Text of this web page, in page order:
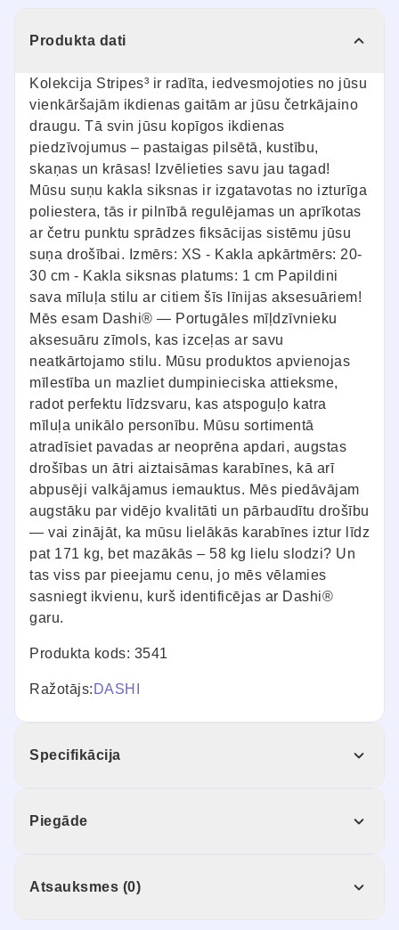
Produkta dati
Kolekcija Stripes³ ir radīta, iedvesmojoties no jūsu
vienkāršajām ikdienas gaitām ar jūsu četrkājaino
draugu. Tā svin jūsu kopīgos ikdienas
piedzīvojumus – pastaigas pilsētā, kustību,
skaņas un krāsas! Izvēlieties savu jau tagad!
Mūsu suņu kakla siksnas ir izgatavotas no izturīga
poliestera, tās ir pilnībā regulējamas un aprīkotas
ar četru punktu sprādzes fiksācijas sistēmu jūsu
suņa drošībai. Izmērs: XS - Kakla apkārtmērs: 20-
30 cm - Kakla siksnas platums: 1 cm Papildini
sava mīluļa stilu ar citiem šīs līnijas aksesuāriem!
Mēs esam Dashi® — Portugāles mīļdzīvnieku
aksesuāru zīmols, kas izceļas ar savu
neatkārtojamo stilu. Mūsu produktos apvienojas
mīlestība un mazliet dumpinieciska attieksme,
radot perfektu līdzsvaru, kas atspoguļo katra
mīluļa unikālo personību. Mūsu sortimentā
atradīsiet pavadas ar neoprēna apdari, augstas
drošības un ātri aiztaisāmas karabīnes, kā arī
abpusēji valkājamus iemauktus. Mēs piedāvājam
augstāku par vidējo kvalitāti un pārbaudītu drošību
— vai zinājāt, ka mūsu lielākās karabīnes iztur līdz
pat 171 kg, bet mazākās – 58 kg lielu slodzi? Un
tas viss par pieejamu cenu, jo mēs vēlamies
sasniegt ikvienu, kurš identificējas ar Dashi®
garu.
Produkta kods: 3541
Ražotājs: DASHI
Specifikācija
Piegāde
Atsauksmes (0)